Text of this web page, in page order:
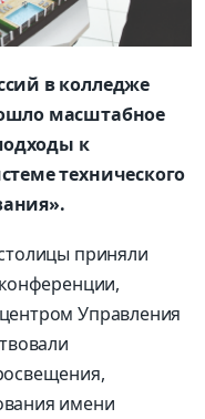
в колледже
масштабное
к
технического
приняли
Управления
имени